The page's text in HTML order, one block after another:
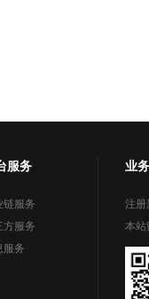
服务
链服务
方服务
服务
业
注册
本站